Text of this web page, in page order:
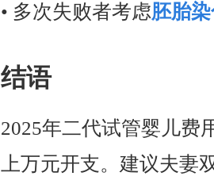
• 多次失败者考虑胚胎染
结语
2025年二代试管婴儿费
上万元开支。建议夫妻